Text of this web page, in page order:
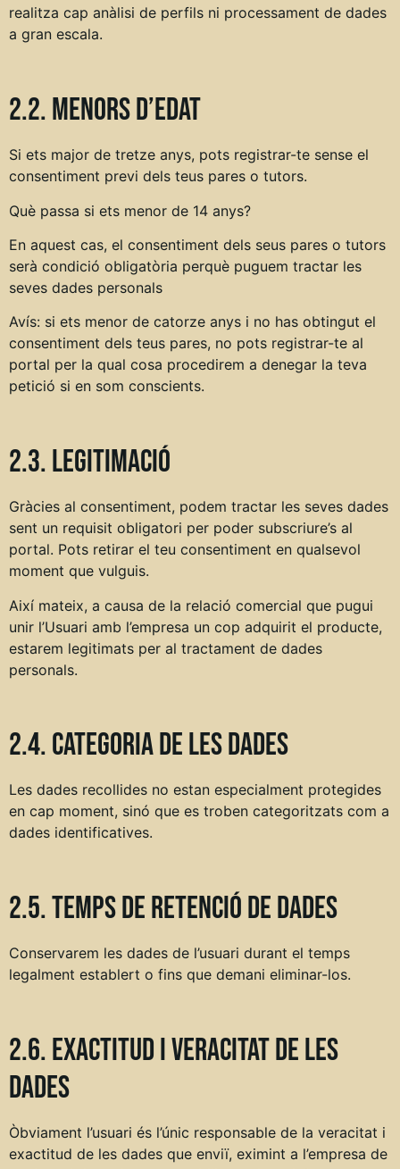
realitza cap anàlisi de perfils ni processament de dades
a gran escala.
2.2. Menors d’edat
Si ets major de tretze anys, pots registrar-te sense el
consentiment previ dels teus pares o tutors.
Què passa si ets menor de 14 anys?
En aquest cas, el consentiment dels seus pares o tutors
serà condició obligatòria perquè puguem tractar les
seves dades personals
Avís: si ets menor de catorze anys i no has obtingut el
consentiment dels teus pares, no pots registrar-te al
portal per la qual cosa procedirem a denegar la teva
petició si en som conscients.
2.3. Legitimació
Gràcies al consentiment, podem tractar les seves dades
sent un requisit obligatori per poder subscriure’s al
portal. Pots retirar el teu consentiment en qualsevol
moment que vulguis.
Així mateix, a causa de la relació comercial que pugui
unir l’Usuari amb l’empresa un cop adquirit el producte,
estarem legitimats per al tractament de dades
personals.
2.4. Categoria de les dades
Les dades recollides no estan especialment protegides
en cap moment, sinó que es troben categoritzats com a
dades identificatives.
2.5. Temps de retenció de dades
Conservarem les dades de l’usuari durant el temps
legalment establert o fins que demani eliminar-los.
2.6. Exactitud i veracitat de les
dades
Òbviament l’usuari és l’únic responsable de la veracitat i
exactitud de les dades que enviï, eximint a l’empresa de